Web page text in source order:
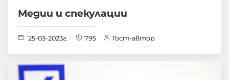
Медии и спекулации
25-03-2023г. 795 Гост-автор